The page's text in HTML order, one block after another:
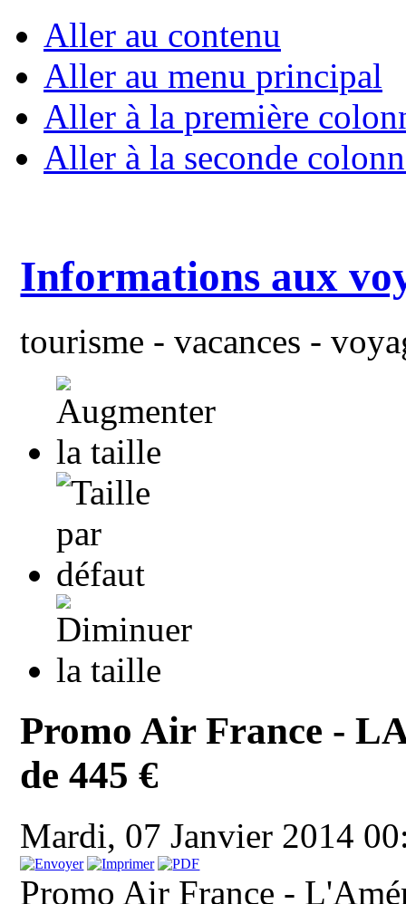
Aller au contenu
Aller au menu principal
Aller à la première
Aller à la seconde
Informations aux
tourisme - vacances -
Promo Air France -
de 445 €
Mardi, 07 Janvier 2014
Promo Air France -